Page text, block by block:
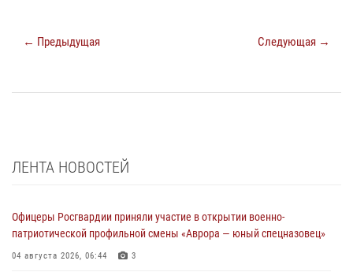
← Предыдущая Следующая →
ЛЕНТА НОВОСТЕЙ
Офицеры Росгвардии приняли участие в открытии военно-
патриотической профильной смены «Аврора — юный спецназовец»
04 августа 2026, 06:44 3